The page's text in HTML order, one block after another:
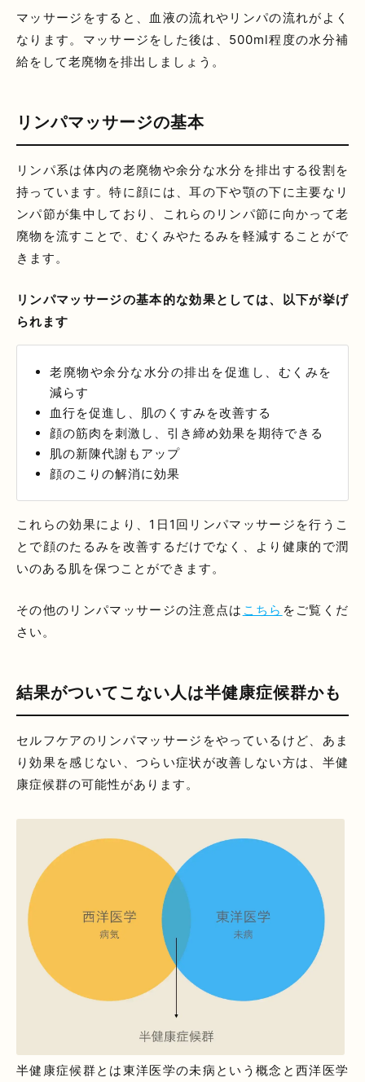
マッサージをすると、血液の流れやリンパの流れがよく
なります。マッサージをした後は、500ml程度の水分補
給をして老廃物を排出しましょう。
リンパマッサージの基本
リンパ系は体内の老廃物や余分な水分を排出する役割を
持っています。特に顔には、耳の下や顎の下に主要なリ
ンパ節が集中しており、これらのリンパ節に向かって老
廃物を流すことで、むくみやたるみを軽減することがで
きます。
リンパマッサージの基本的な効果としては、以下が挙げ
られます
老廃物や余分な水分の排出を促進し、むくみを
減らす
血行を促進し、肌のくすみを改善する
顔の筋肉を刺激し、引き締め効果を期待できる
肌の新陳代謝もアップ
顔のこりの解消に効果
これらの効果により、1日1回リンパマッサージを行うこ
とで顔のたるみを改善するだけでなく、より健康的で潤
いのある肌を保つことができます。
その他のリンパマッサージの注意点は こちら をご覧くだ
さい。
結果がついてこない人は半健康症候群かも
セルフケアのリンパマッサージをやっているけど、あま
り効果を感じない、つらい症状が改善しない方は、半健
康症候群の可能性があります。
半健康症候群とは東洋医学の未病という概念と西洋医学